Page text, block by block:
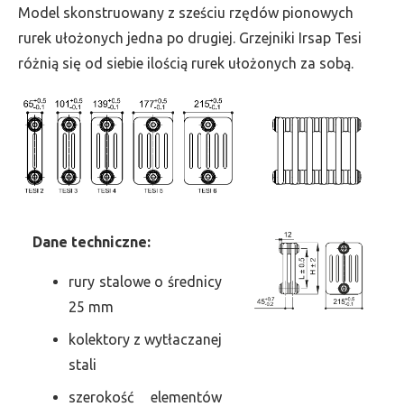
750,
szer.
540,
1655
Model skonstruowany z sześciu rzędów pionowych
rurek ułożonych jedna po drugiej. Grzejniki Irsap Tesi
różnią się od siebie ilością rurek ułożonych za sobą.
Dane techniczne:
rury stalowe o średnicy
25 mm
kolektory z wytłaczanej
stali
szerokość elementów